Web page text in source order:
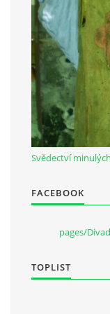
Občanská
Svědectví
FACEBOOK
pages/
TOPLIST